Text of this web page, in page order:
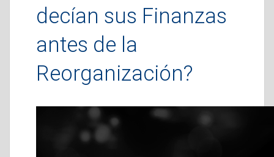
decían sus Finanzas
antes de la
Reorganización?